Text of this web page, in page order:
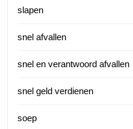
slapen
snel afvallen
snel en verantwoord afvallen
snel geld verdienen
soep